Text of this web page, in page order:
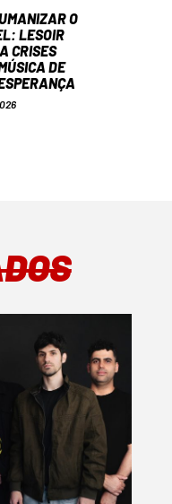
O
LESOIR
CRISES
DE